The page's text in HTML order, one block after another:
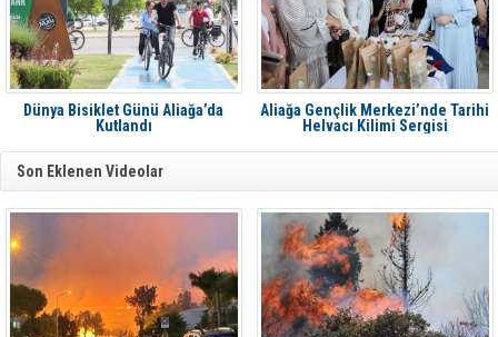
Dünya Bisiklet Günü Aliağa’da
Kutlandı
Aliağa Gençlik Merkezi’nde Tarihi
Helvacı Kilimi Sergisi
Son Eklenen Videolar